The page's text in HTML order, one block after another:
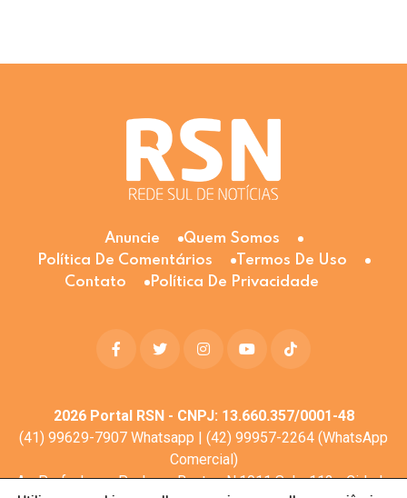
Anuncie
Quem Somos
Política De Comentários
Termos De Uso
Contato
Política De Privacidade
2026Portal RSN - CNPJ: 13.660.357/0001-48
(41) 99629-7907 Whatsapp | (42) 99957-2264 (WhatsApp
Comercial)
Av. Profa. Laura Pacheco Bastos N:1011 Sala: 112 - Cidade